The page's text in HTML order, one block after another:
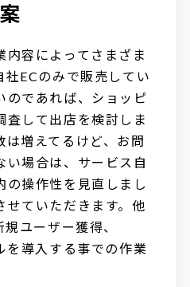
内容によってさまざま
社ECのみで販売してい
のであれば、ショッピ
査して出店を検討しま
は増えてるけど、お問
い場合は、サービス自
の操作性を見直しまし
せていただきます。他
ユーザー獲得、
を導入する事での作業